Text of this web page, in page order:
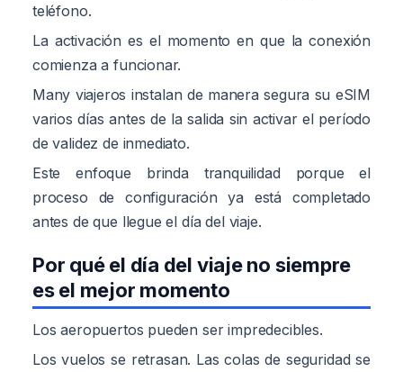
teléfono.
La activación es el momento en que la conexión
comienza a funcionar.
Many viajeros instalan de manera segura su eSIM
varios días antes de la salida sin activar el período
de validez de inmediato.
Este enfoque brinda tranquilidad porque el
proceso de configuración ya está completado
antes de que llegue el día del viaje.
Por qué el día del viaje no siempre
es el mejor momento
Los aeropuertos pueden ser impredecibles.
Los vuelos se retrasan. Las colas de seguridad se